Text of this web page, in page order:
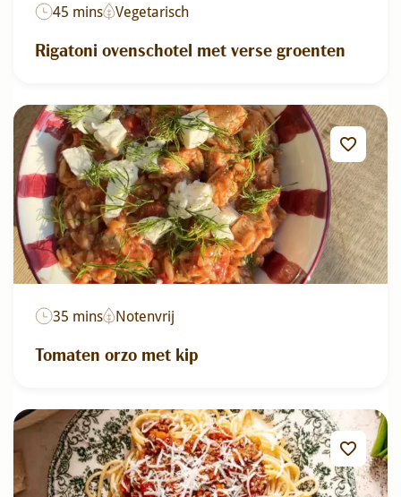
45 mins Vegetarisch
Rigatoni ovenschotel met verse groenten
35 mins Notenvrij
Tomaten orzo met kip